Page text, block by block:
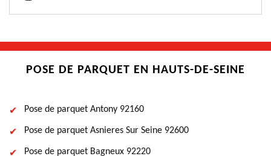
POSE DE PARQUET EN HAUTS-DE-SEINE
Pose de parquet Antony 92160
Pose de parquet Asnieres Sur Seine 92600
Pose de parquet Bagneux 92220